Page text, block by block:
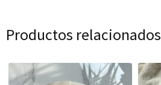
Productos relacionados